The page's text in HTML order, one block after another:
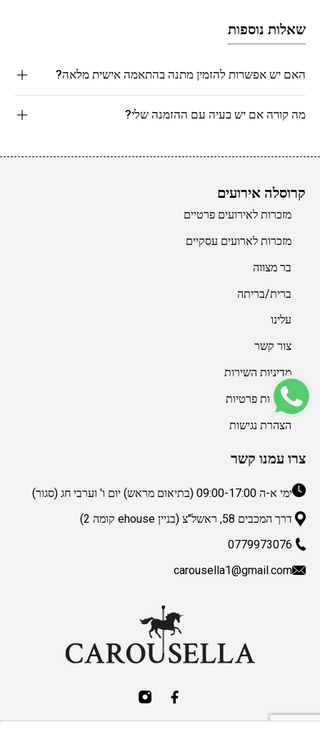
שאלות נוספות
האם יש אפשרות להזמין מתנה בהתאמה אישית מלאה?
מה קורה אם יש בעיה עם ההזמנה שלי?
קרוסלה אירועים
מזכרות לאירועים פרטיים
מזכרות לארועים עסקיים
בר מצווה
ברית/בריתה
עלינו
צור קשר
מדיניות השירות
מדיניות פרטיות
הצהרת נגישות
צרו עמנו קשר
ימי א-ה 09:00-17:00 (בתיאום מראש) יום ו' וערבי חג (סגור)
דרך המכבים 58, ראשל"צ (בניין ehouse קומה 2)
0779973076
carousella1@gmail.com